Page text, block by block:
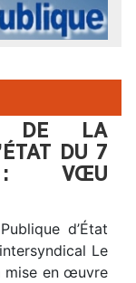
DE LA
DU 7
: VŒU
d’État
Le
mise en œuvre